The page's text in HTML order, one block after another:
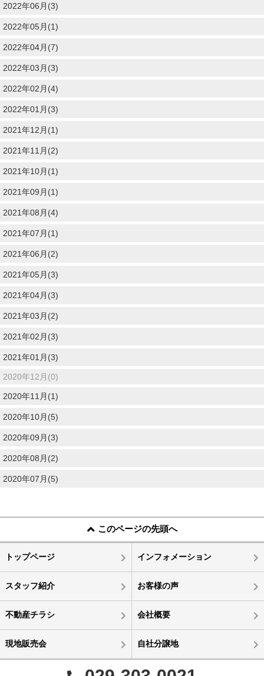
2022年06月(3)
2022年05月(1)
2022年04月(7)
2022年03月(3)
2022年02月(4)
2022年01月(3)
2021年12月(1)
2021年11月(2)
2021年10月(1)
2021年09月(1)
2021年08月(4)
2021年07月(1)
2021年06月(2)
2021年05月(3)
2021年04月(3)
2021年03月(2)
2021年02月(3)
2021年01月(3)
2020年12月(0)
2020年11月(1)
2020年10月(5)
2020年09月(3)
2020年08月(2)
2020年07月(5)
このページの先頭へ
トップページ インフォメーション
スタッフ紹介 お客様の声
不動産チラシ 会社概要
現地販売会 自社分譲地